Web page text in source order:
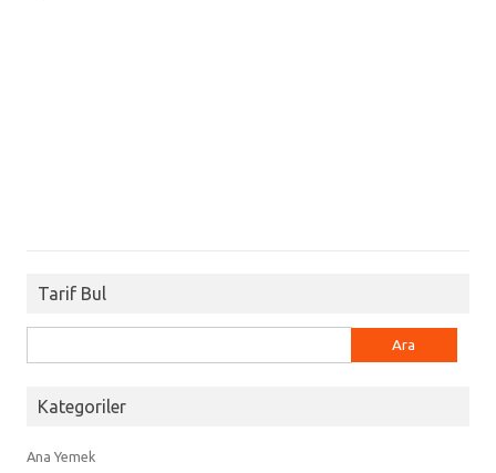
Tarif Bul
Kategoriler
Ana Yemek